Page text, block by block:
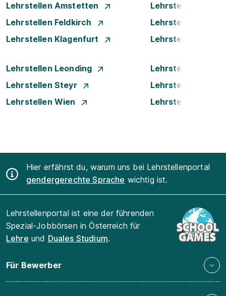
Lehrstellen Amstetten
Lehrstellen
Lehrstellen Feldkirch
Lehrstellen Graz
Lehrstellen Klagenfurt
Lehrstellen
Lehrstellen Leonding
Lehrstellen Linz
Lehrstellen Steyr
Lehrstellen Traun
Lehrstellen Wien
Lehrstellen
Hier erfährst du, warum uns bei Lehrstellenportal
gendergerechte Sprache wichtig ist.
Lehrstellenportal ist eine der führenden
Spezial-Jobbörsen in Österreich für
Lehre und Duales Studium.
Für Bewerber